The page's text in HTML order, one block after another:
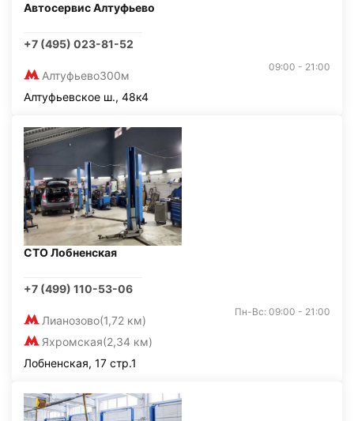
Автосервис Алтуфьево
+7 (495) 023-81-52
Алтуфьево300м
09:00 - 21:00
Алтуфьевское ш., 48к4
СТО Лобненская
+7 (499) 110-53-06
Лианозово(1,72 км)
Яхромская(2,34 км)
Пн-Вс: 09:00 - 21:00
Лобненская, 17 стр.1